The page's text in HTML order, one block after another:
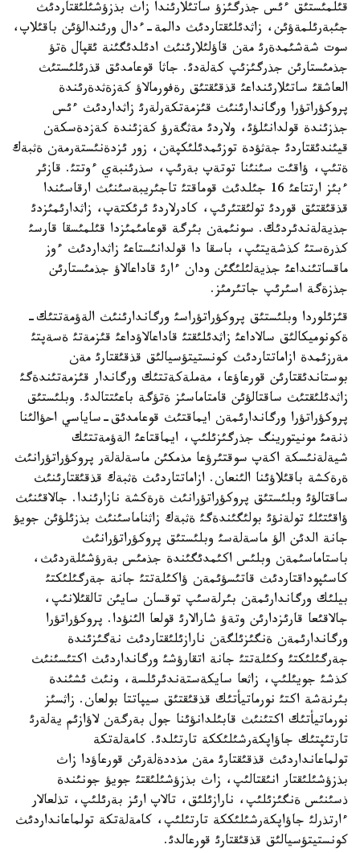
قئلمئستئق ءئس جذرگئزؤ ساتئلارئندا زاث بذزؤشئلئقتاردئث
جئبةرئلمةؤئن، زاثدئلئقتاردئث دالمة-ءدال ورئندالؤئن باقئلاپ،
سوت شةشئمدةرئ مةن قاؤلئلارئنئث ادئلدئگئنة ئقپال ةتؤ
جذمئستارئن جذرگئزئپ كةلةدئ. جاثا قوعامدئق قذرئلئستئث
العاشقئ ساتئلارئنداعئ قذقئقتئق رةفورمالاؤ كةزةثدةرئندة
پروكؤراتؤرا ورگاندارئنئث قئزمةتكةرلةرئ زاثداردئث ءئس
جذزئندة قولدانئلؤئ، ولاردئ مةثگةرؤ كةزئندة كةزدةسكةن
قيئندئقتاردئ جةثؤدة توزئمدئلئكپةن، زور ئزدةنئستةرمةن ةثبةك
ةتئپ، ؤاقئت سئنئنا توتةپ بةرئپ، سذرئنبةي ءوتتئ. قازئر
ءبئز ارتتاعئ 16 جئلدئث قوماقتئ تاجئريبةسئنئث ارقاسئندا
قذقئقتئق قوردئ تولئقتئرئپ، كادرلاردئ ئرئكتةپ، زاثدارئمئزدئ
جذيةلةندئردئك. سونئمةن بئرگة قوعامئمئزدا قئلمئسقا قارسئ
كذرةستئ كذشةيتئپ، باسقا دا قولدانئستاعئ زاثداردئث ءوز
ماقساتئنداعئ جذيةلئلئگئن ودان ءارئ قاداعالاؤ جذمئستارئن
جذزةگة اسئرئپ جاتئرمئز.
قئزئلوردا وبلئستئق پروكؤراتؤراسئ ورگاندارئنئث الةؤمةتتئك-
ةكونوميكالئق سالاداعئ زاثدئلئقتئ قاداعالاؤداعئ قئزمةتئ ةسةپتئ
مةرزئمدة ازاماتتاردئث كونستيتؤسيالئق قذقئقتارئ مةن
بوستاندئقتارئن قورعاؤعا، مةملةكةتتئك ورگاندار قئزمةتئندةگئ
زاثدئلئقتئث ساقتالؤئن قامتاماسئز ةتؤگة باعئتتالدئ. وبلئستئق
پروكؤراتؤرا ورگاندارئمةن ايماقتئث قوعامدئق-ساياسي احؤالئنا
ذنةمئ مونيتورينگ جذرگئزئلئپ، ايماقتاعئ الةؤمةتتئك
شيةلةنئسكة اكةپ سوقتئرؤعا مذمكئن ماسةلةلةر پروكؤراتؤرانئث
ةرةكشة باقئلاؤئنا الئنعان. ازاماتتاردئث ةثبةك قذقئقتارئنئث
ساقتالؤئ وبلئستئق پروكؤراتؤرانئث ةرةكشة نازارئندا. جالاقئنئث
ؤاقئتئلئ تولةنؤئ بولئگئندةگئ ةثبةك زاثناماسئنئث بذزئلؤئن جويؤ
جانة الدئن الؤ ماسةلةسئ وبلئستئق پروكؤراتؤرانئث
باستاماسئمةن وبلئس اكئمدئگئندة جذمئس بةرؤشئلةردئث،
كاسئپوداقتاردئث قاتئسؤئمةن ؤاكئلةتتئ جانة جةرگئلئكتئ
بيلئك ورگاندارئمةن بئرلةسئپ توقسان سايئن تالقئلانئپ،
جالاقئعا قارئزدارئن وتةؤ شارالارئ قولعا الئنؤدا. پروكؤراتؤرا
ورگاندارئمةن ةنگئزئلگةن نارازئلئقتاردئث نةگئزئندة
جةرگئلئكتئ وكئلةتتئ جانة اتقارؤشئ ورگانداردئث اكتئسئنئث
كذشئ جويئلئپ، زاثعا سايكةستةندئرئلسة، ونئث ئشئندة
بئرنةشة اكتئ نورماتيأتئك قذقئقتئق سيپاتتا بولعان. زاثسئز
نورماتيأتئك اكتئنئث قابئلدانؤئنا جول بةرگةن لاؤازئم يةلةرئ
تارتئپتئك جاؤاپكةرشئلئككة تارتئلدئ. كامةلةتكة
تولماعانداردئث قذقئقتارئ مةن مذددةلةرئن قورعاؤدا زاث
بذزؤشئلئقتار انئقتالئپ، زاث بذزؤشئلئقتئ جويؤ جونئندة
ذسئنئس ةنگئزئلئپ، نارازئلئق، تالاپ ارئز بةرئلئپ، تذلعالار
ءارتذرلئ جاؤاپكةرشئلئككة تارتئلئپ، كامةلةتكة تولماعانداردئث
كونستيتؤسيالئق قذقئقتارئ قورعالدئ.